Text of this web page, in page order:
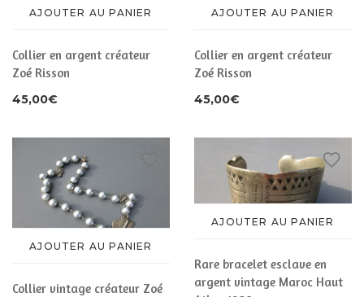
AJOUTER AU PANIER
Collier en argent créateur
Zoé Risson
45,00€
AJOUTER AU PANIER
Collier en argent créateur
Zoé Risson
45,00€
AJOUTER AU PANIER
Collier vintage créateur Zoé
AJOUTER AU PANIER
Rare bracelet esclave en
argent vintage Maroc Haut